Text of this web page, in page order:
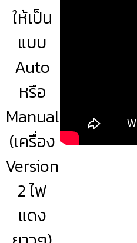
ให้เป็น
แบบ
Auto
หรือ
Manual
(เครื่อง
Version
2 ไฟ
แดง